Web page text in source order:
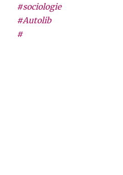
#sociologie
#Autolib
#